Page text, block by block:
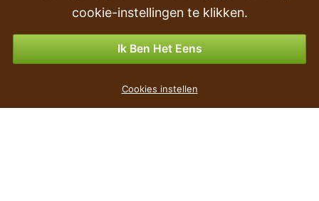
Retourneren & Terugbetalingen
Betalingsmogelijkheden
cookie-instellingen te klikken.
Ik Ben Het Eens
Cookies instellen